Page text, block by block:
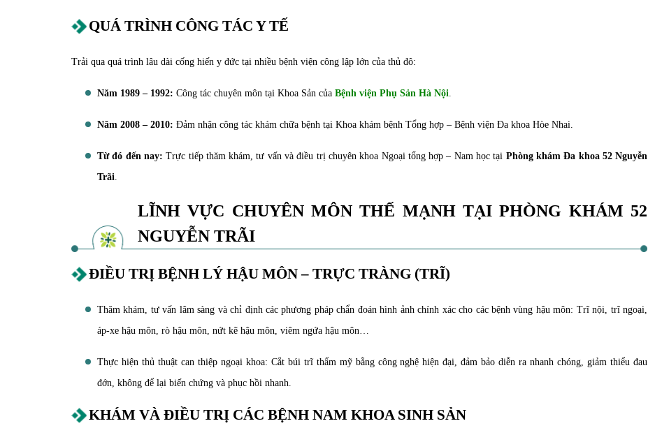
QUÁ TRÌNH CÔNG TÁC Y TẾ
Trải qua quá trình lâu dài cống hiến y đức tại nhiều bệnh viện công lập lớn của thủ đô:
Năm 1989 – 1992: Công tác chuyên môn tại Khoa Sản của Bệnh viện Phụ Sản Hà Nội.
Năm 2008 – 2010: Đảm nhận công tác khám chữa bệnh tại Khoa khám bệnh Tổng hợp – Bệnh viện Đa khoa Hòe Nhai.
Từ đó đến nay: Trực tiếp thăm khám, tư vấn và điều trị chuyên khoa Ngoại tổng hợp – Nam học tại Phòng khám Đa khoa 52 Nguyễn
Trãi.
LĨNH VỰC CHUYÊN MÔN THẾ MẠNH TẠI PHÒNG KHÁM 52
NGUYỄN TRÃI
ĐIỀU TRỊ BỆNH LÝ HẬU MÔN – TRỰC TRÀNG (TRĨ)
Thăm khám, tư vấn lâm sàng và chỉ định các phương pháp chẩn đoán hình ảnh chính xác cho các bệnh vùng hậu môn: Trĩ nội, trĩ ngoại,
áp-xe hậu môn, rò hậu môn, nứt kẽ hậu môn, viêm ngứa hậu môn…
Thực hiện thủ thuật can thiệp ngoại khoa: Cắt búi trĩ thẩm mỹ bằng công nghệ hiện đại, đảm bảo diễn ra nhanh chóng, giảm thiểu đau
đớn, không để lại biến chứng và phục hồi nhanh.
KHÁM VÀ ĐIỀU TRỊ CÁC BỆNH NAM KHOA SINH SẢN